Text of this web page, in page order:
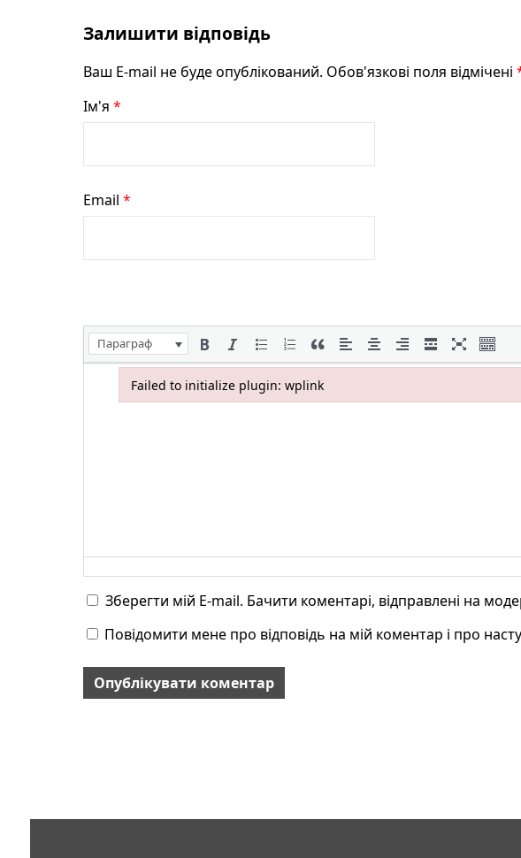
Залишити відповідь
Ваш E-mail не буде опублікований. Обов'язкові поля відмічені
Ім'я *
Email *
Параграф
Зберегти мій E-mail. Бачити коментарі, відправлені на
Повідомити мене про відповідь на мій коментар і про
Failed to initialize plugin: wplink
Failed to initialize plugin: wplink